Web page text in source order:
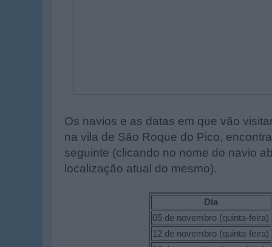
Os navios e as datas em que vão
na vila de São Roque do Pico,
seguinte (clicando no nome do navio
localização atual do mesmo).
Dia
05 de novembro (quinta-feira)
12 de novembro (quinta-feira)